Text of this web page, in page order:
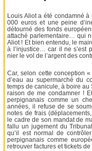
Louis Aliot a été condamné
000 euros et une peine
détourné des fonds
attaché parlementaire… qui
Aliot ! Et bien entendu, le
à l’injustice… car il ne s’est
nier le vol de l’argent des
Car, selon cette conception
d’eau au supermarché du
temps de canicule, à boire au
raison de me condamner !
perpignanais comme un
années, il refuse de se
notes de frais
le cadre de son mandat de
fallu un jugement du
qu’il est normal de
perpignanais comme
retrouver factures et tickets